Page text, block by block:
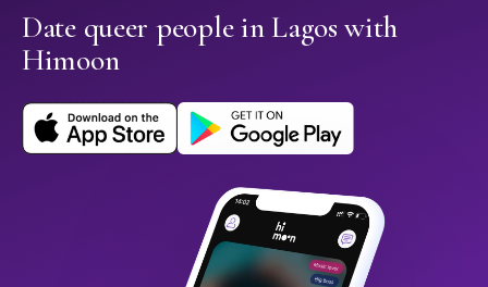
Date queer people in Lagos with
Himoon